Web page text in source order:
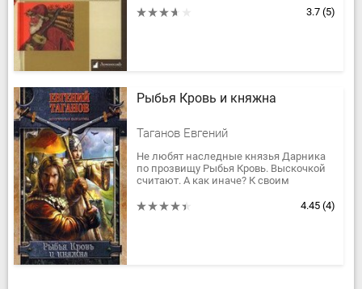
жизни русской деревни в первой...3.7 (5)
Рыбья Кровь и княжна
Таганов Евгений
Не любят наследные князья Дарника
по прозвищу Рыбья Кровь. Выскочкой
считают. А как иначе? К своим
успел, что другим на целую жизнь...
4.45 (4)